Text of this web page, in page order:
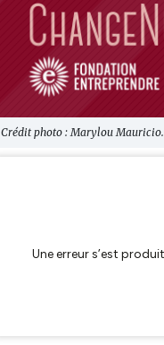
Crédit photo : Marylou Mauricio.